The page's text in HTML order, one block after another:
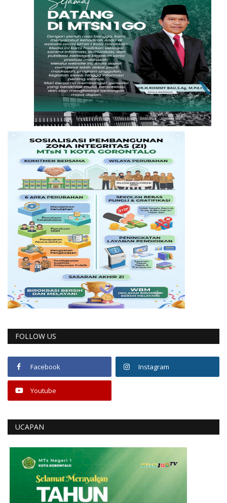
FOLLOW US
Facebook Instagram
Youtube
UCAPAN